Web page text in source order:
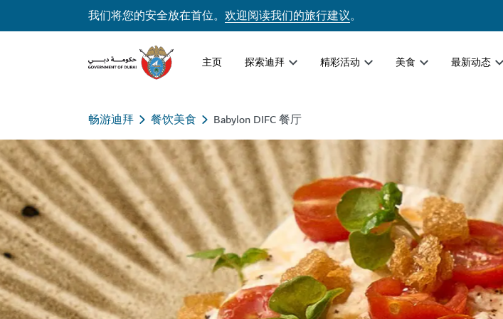
我们将您的安全放在首位。 欢迎阅读我们的旅行建议。
主页 探索迪拜 精彩活动 美食 最新动态
畅游迪拜 餐饮美食 Babylon DIFC 餐厅